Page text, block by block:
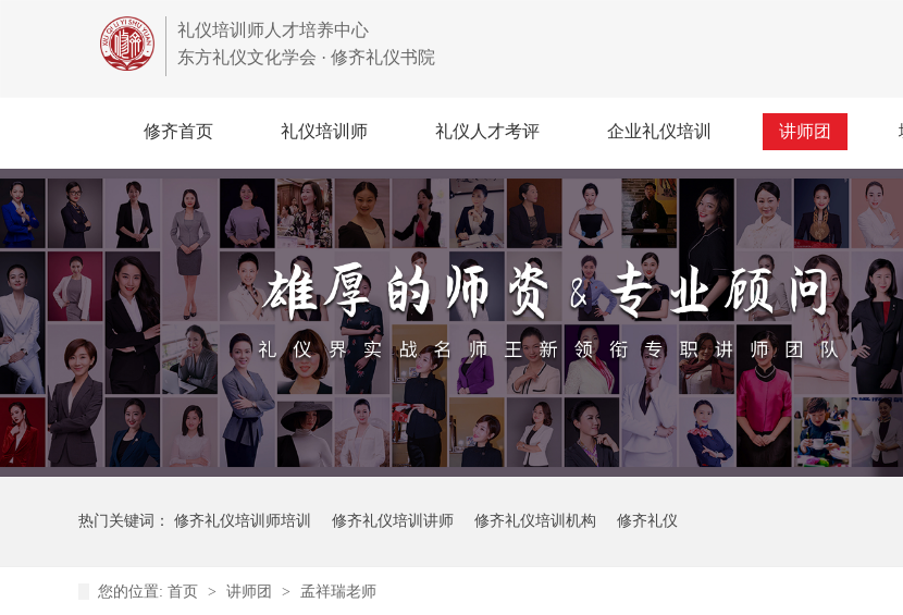
礼仪培训师人才培养中心
东方礼仪文化学会 · 修齐礼仪书院
修齐首页 礼仪培训师 礼仪人才考评 企业礼仪培训 讲师团
热门关键词： 修齐礼仪培训师培训 修齐礼仪培训讲师 修齐礼仪培训机构 修齐礼仪
您的位置: 首页 > 讲师团 > 孟祥瑞老师